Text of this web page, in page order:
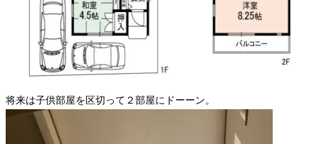
将来は子供部屋を区切って２部屋にドーーン。